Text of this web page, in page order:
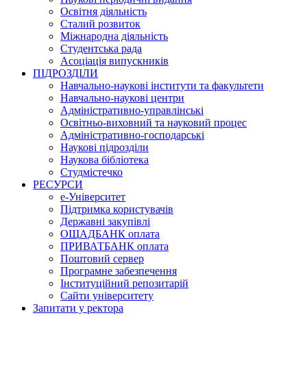
Освітня діяльність
Сталий розвиток
Міжнародна діяльність
Студентська рада
Асоціація випускників
ПІДРОЗДІЛИ
Навчально-наукові інститути та факультети
Навчально-наукові центри
Адміністративно-управлінські
Освітньо-виховний та науковий процес
Адміністративно-господарські
Наукові підрозділи
Наукова бібліотека
Студмістечко
РЕСУРСИ
е-Університет
Підтримка користувачів
Державні закупівлі
ОЩАДБАНК оплата
ПРИВАТБАНК оплата
Поштовий сервер
Програмне забезпечення
Інституційний репозитарій
Сайти університету
Запитати у ректора